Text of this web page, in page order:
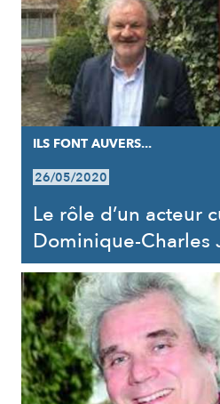
ILS FONT AUVERS...
26/05/2020
Le rôle d’un acteur
Dominique-Charles